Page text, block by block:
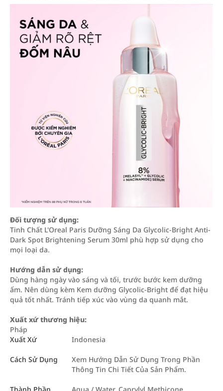
Đối tượng sử dụng:
Tinh Chất L'Oreal Paris Dưỡng Sáng Da Glycolic-Bright Anti-
Dark Spot Brightening Serum 30ml phù hợp sử dụng cho
mọi loại da.
Hướng dẫn sử dụng:
Dùng hàng ngày vào sáng và tối, trước bước kem dưỡng
ẩm. Nên dùng kèm Kem dưỡng Glycolic-Bright để đạt hiệu
quả tốt nhất. Tránh tiếp xúc vào vùng da quanh mắt.
Xuất xứ thương hiệu:
Pháp
Xuất Xứ
Indonesia
Cách Sử Dụng
Xem Hướng Dẫn Sử Dụng Trong Phần
Thông Tin Chi Tiết Của Sản Phẩm.